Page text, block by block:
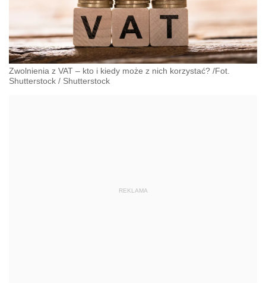
Zwolnienia z VAT – kto i kiedy może z nich korzystać? /Fot.
Shutterstock / Shutterstock